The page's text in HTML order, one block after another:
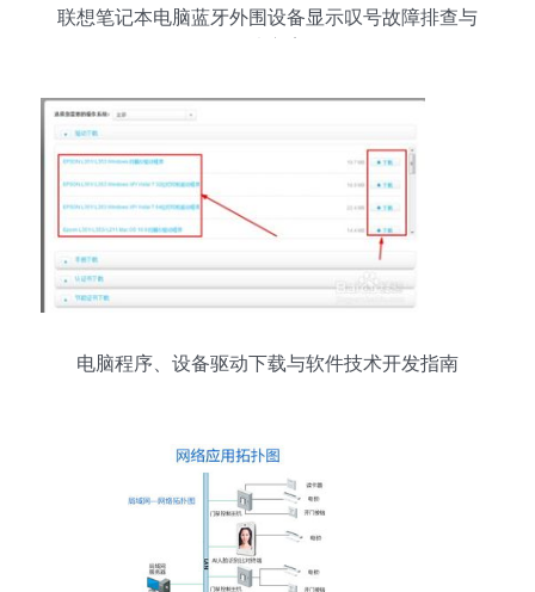
联想笔记本电脑蓝牙外围设备显示叹号故障排查与
电脑程序、设备驱动下载与软件技术开发指南